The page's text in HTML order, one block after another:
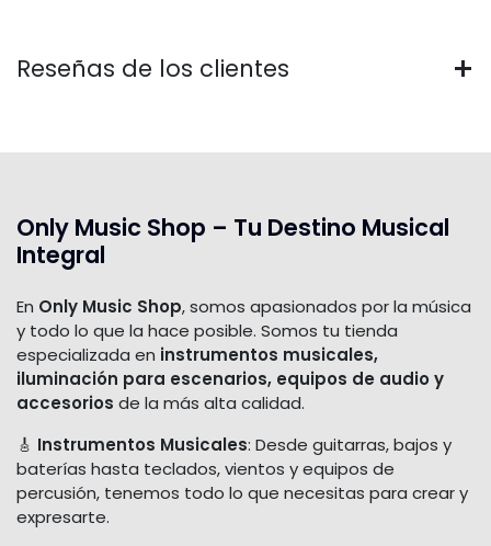
Reseñas de los clientes
Only Music Shop – Tu Destino Musical
Integral
En Only Music Shop, somos apasionados por la música
y todo lo que la hace posible. Somos tu tienda
especializada en instrumentos musicales,
iluminación para escenarios, equipos de audio y
accesorios de la más alta calidad.
🎸 Instrumentos Musicales: Desde guitarras, bajos y
baterías hasta teclados, vientos y equipos de
percusión, tenemos todo lo que necesitas para crear y
expresarte.